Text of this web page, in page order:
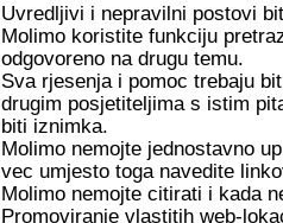
Uvredljivi i nepravilni postovi
Molimo koristite funkciju
odgovoreno na drugu temu.
Sva rjesenja i pomoc trebaju
drugim posjetiteljima s istim
biti iznimka.
Molimo nemojte jednostavno
vec umjesto toga navedite
Molimo nemojte citirati i kada
Promoviranje vlastitih web-